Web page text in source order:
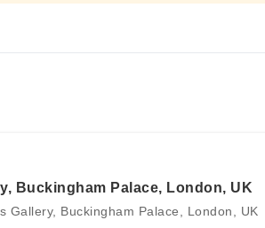
Buckingham Palace, London, UK
Gallery, Buckingham Palace, London, UK